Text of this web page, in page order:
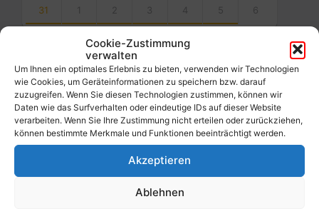
Cookie-Zustimmung
verwalten
Um Ihnen ein optimales Erlebnis zu bieten, verwenden wir Technologien
wie Cookies, um Geräteinformationen zu speichern bzw. darauf
zuzugreifen. Wenn Sie diesen Technologien zustimmen, können wir
Daten wie das Surfverhalten oder eindeutige IDs auf dieser Website
verarbeiten. Wenn Sie Ihre Zustimmung nicht erteilen oder zurückziehen,
können bestimmte Merkmale und Funktionen beeinträchtigt werden.
Akzeptieren
Ablehnen
31 1 2 3 4 5 6
days
Filter